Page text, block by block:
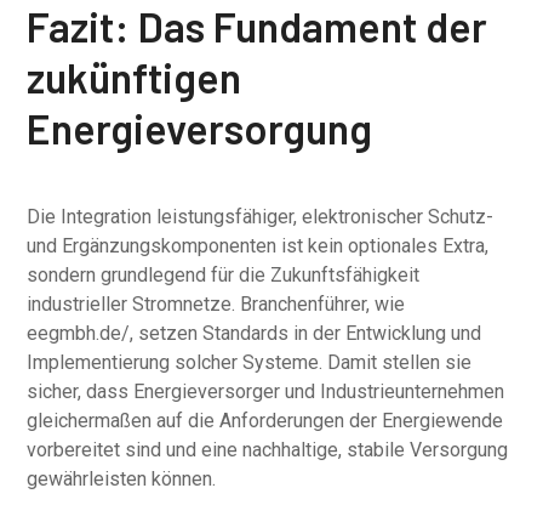
Fazit: Das Fundament der
zukünftigen
Energieversorgung
Die Integration leistungsfähiger, elektronischer Schutz-
und Ergänzungskomponenten ist kein optionales Extra,
sondern grundlegend für die Zukunftsfähigkeit
industrieller Stromnetze. Branchenführer, wie
eegmbh.de/, setzen Standards in der Entwicklung und
Implementierung solcher Systeme. Damit stellen sie
sicher, dass Energieversorger und Industrieunternehmen
gleichermaßen auf die Anforderungen der Energiewende
vorbereitet sind und eine nachhaltige, stabile Versorgung
gewährleisten können.